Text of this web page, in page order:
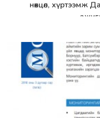
нөхцөл, хүртээмж